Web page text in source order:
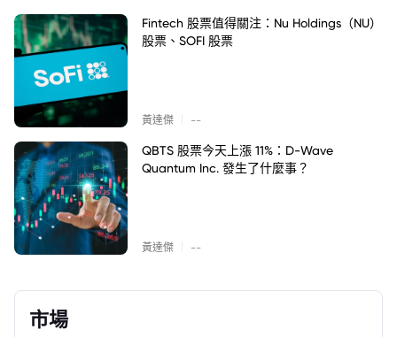
Fintech 股票值得關注：Nu Holdings（NU）
股票、SOFI 股票
黃達傑 --
QBTS 股票今天上漲 11%：D-Wave
Quantum Inc. 發生了什麼事？
黃達傑 --
市場